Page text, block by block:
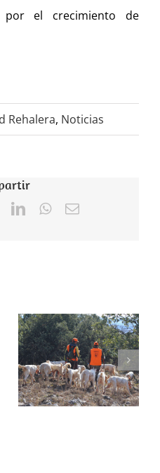
por el crecimiento de
Rehalera, Noticias
LinkedInWhatsApp
Correo
Gobierno de La
Rioja la adhesión
a la licencia
interautonómica
y reconocer a la
rehala como
actor clave en la